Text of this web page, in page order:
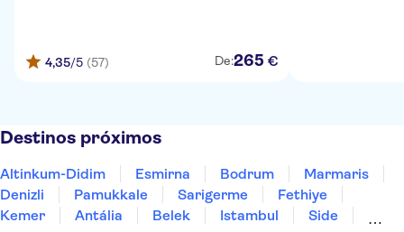
4,35/5 (57) De:265 €
Destinos próximos
Altinkum-Didim Esmirna Bodrum
Marmaris
Denizli
Pamukkale Sarigerme
Fethiye
Kemer
Antália Belek Istambul
Side